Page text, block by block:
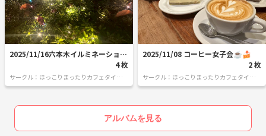
2025/11/16六本木イルミネーション
4 枚
サークル：ほっこりまったりカフェタイム
☕️
2025/11/08 コーヒー女子会☕️🍰
2 枚
サークル：ほっこりまったりカフェタイム
☕️
アルバムを見る